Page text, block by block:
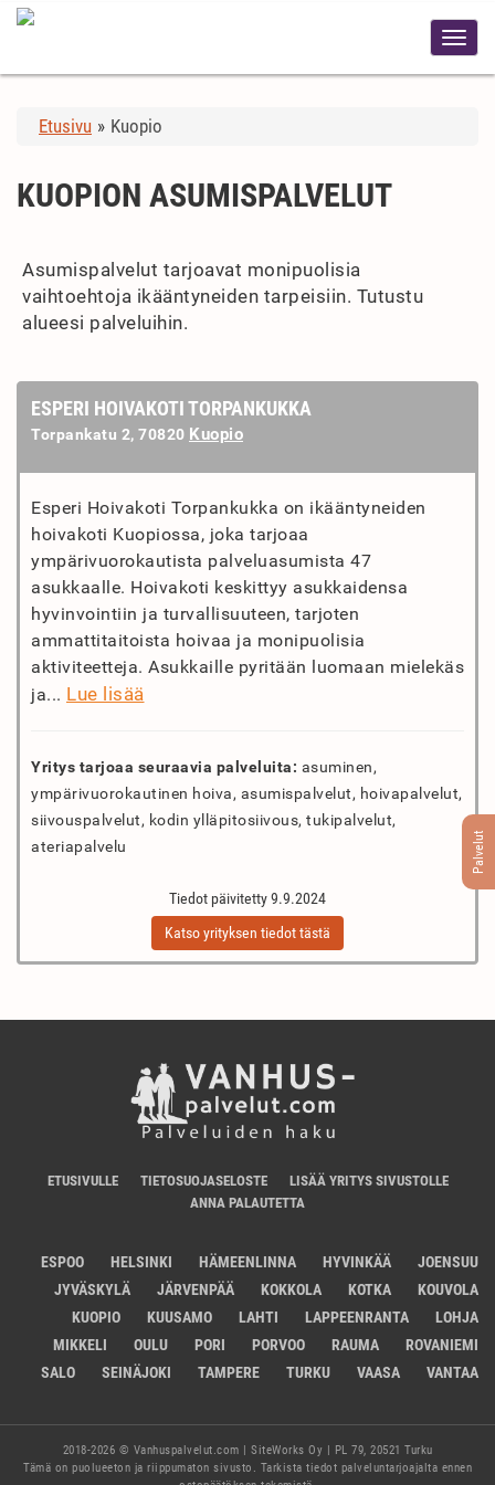
Etusivu » Kuopio
Palvelut
KUOPION ASUMISPALVELUT
Asumispalvelut tarjoavat monipuolisia
vaihtoehtoja ikääntyneiden tarpeisiin. Tutustu
alueesi palveluihin.
ESPERI HOIVAKOTI TORPANKUKKA
Torpankatu 2, 70820 Kuopio
Esperi Hoivakoti Torpankukka on ikääntyneiden
hoivakoti Kuopiossa, joka tarjoaa
ympärivuorokautista palveluasumista 47
asukkaalle. Hoivakoti keskittyy asukkaidensa
hyvinvointiin ja turvallisuuteen, tarjoten
ammattitaitoista hoivaa ja monipuolisia
aktiviteetteja. Asukkaille pyritään luomaan mielekäs
ja... Lue lisää
Yritys tarjoaa seuraavia palveluita: asuminen,
ympärivuorokautinen hoiva, asumispalvelut, hoivapalvelut,
siivouspalvelut, kodin ylläpitosiivous, tukipalvelut,
ateriapalvelu
Tiedot päivitetty 9.9.2024
Katso yrityksen tiedot tästä
ETUSIVULLE TIETOSUOJASELOSTE
LISÄÄ YRITYS SIVUSTOLLE
ANNA PALAUTETTA
ESPOO HELSINKI HÄMEENLINNA HYVINKÄÄ
JOENSUU
JYVÄSKYLÄ
JÄRVENPÄÄ KOKKOLA KOTKA
KOUVOLA
KUOPIO
KUUSAMO LAHTI LAPPEENRANTA
LOHJA
MIKKELI
OULU PORI PORVOO RAUMA
ROVANIEMI
SALO
SEINÄJOKI TAMPERE TURKU VAASA VANTAA
2018-2026 © Vanhuspalvelut.com | SiteWorks Oy | PL 79, 20521 Turku
Tämä on puolueeton ja riippumaton sivusto. Tarkista tiedot palveluntarjoajalta ennen